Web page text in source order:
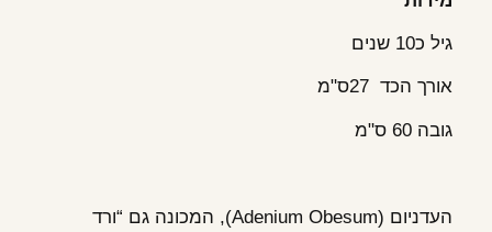
גיל כ10 שנים
אורך הכד 27ס"מ
גובה 60 ס"מ
העדניום (Adenium Obesum), המכונה גם “ורד